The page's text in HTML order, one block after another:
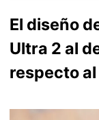
El diseño
Ultra 2 al
respecto